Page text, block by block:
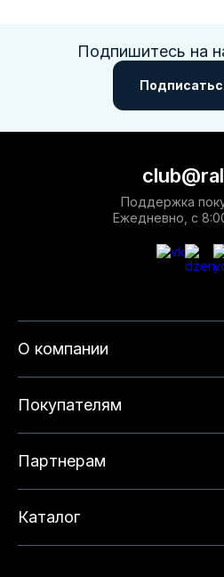
Подпишитесь на
О компании
Покупателям
Партнерам
Каталог
Поддержка
Ежедневно, с